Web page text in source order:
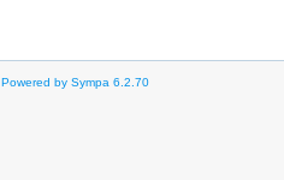
Powered by Sympa 6.2.70